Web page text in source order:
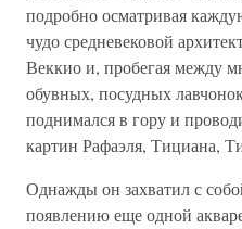
подробно осматривая
чудо средневековой
Веккио и, пробегая между
обувных, посудных
поднимался в гору и
картин Рафаэля, Тициана,
Однажды он захватил с
появлению еще одной